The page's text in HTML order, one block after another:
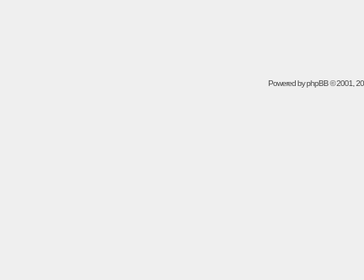
Powered byphpBB© 2001,